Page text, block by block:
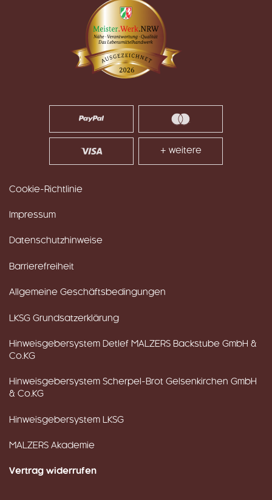
+ weitere
Cookie-Richtlinie
Impressum
Datenschutzhinweise
Barrierefreiheit
Allgemeine Geschäftsbedingungen
LKSG Grundsatzerklärung
Hinweisgebersystem Detlef MALZERS Backstube GmbH &
Co.KG
Hinweisgebersystem Scherpel-Brot Gelsenkirchen GmbH
& Co.KG
Hinweisgebersystem LKSG
MALZERS Akademie
Vertrag widerrufen